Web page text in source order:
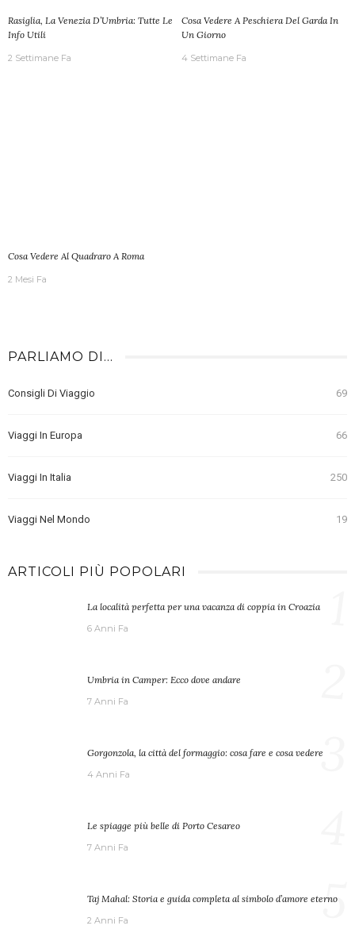
Rasiglia, La Venezia D’Umbria: Tutte Le
Info Utili
2 Settimane Fa
Cosa Vedere A Peschiera Del Garda In
Un Giorno
4 Settimane Fa
Cosa Vedere Al Quadraro A Roma
2 Mesi Fa
PARLIAMO DI…
Consigli Di Viaggio 69
Viaggi In Europa 66
Viaggi In Italia 250
Viaggi Nel Mondo 19
ARTICOLI PIÙ POPOLARI
La località perfetta per una vacanza di coppia in Croazia
6 Anni Fa
Umbria in Camper: Ecco dove andare
7 Anni Fa
Gorgonzola, la città del formaggio: cosa fare e cosa vedere
4 Anni Fa 3
Le spiagge più belle di Porto Cesareo
7 Anni Fa
Taj Mahal: Storia e guida completa al simbolo d’amore eterno
2 Anni Fa 5